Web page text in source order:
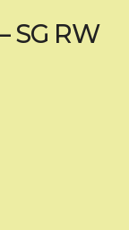
SG RW